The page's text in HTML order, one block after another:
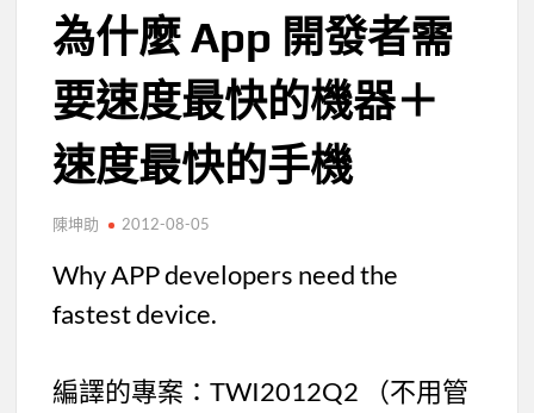
為什麼 App 開發者需
要速度最快的機器＋
速度最快的手機
陳坤助 2012-08-05
Why APP developers need the
fastest device.
編譯的專案：TWI2012Q2 （不用管